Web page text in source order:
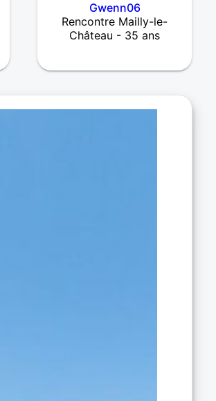
Gwenn06
Rencontre Mailly-le-
Château - 35 ans